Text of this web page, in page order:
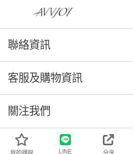
聯絡資訊
客服及購物資訊
關注我們
LINE